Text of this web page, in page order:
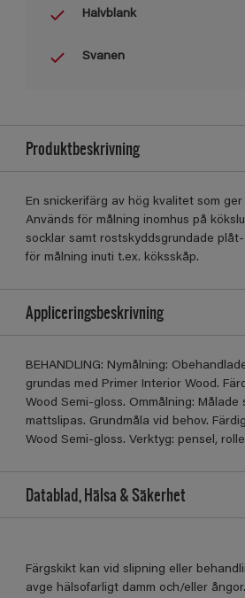
Halvblank
Svanen
Produktbeskrivning
En snickerifärg av hög kvalitet som
Används för målning inomhus på
socklar samt rostskyddsgrundade
för målning inuti t.ex. köksskåp.
Appliceringsbeskrivning
BEHANDLING: Nymålning:
grundas med Primer Interior Wood.
Wood Semi-gloss. Ommålning:
mattslipas. Grundmåla vid behov.
Wood Semi-gloss. Verktyg: pensel,
Datablad, Hälsa & Säkerhet
Färgskikt kan vid slipning eller
avge hälsofarligt damm och/eller